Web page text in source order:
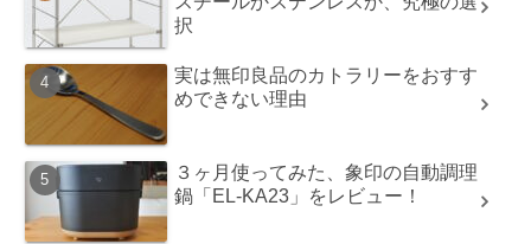
択
実は無印良品のカトラリーをおすす
めできない理由
３ヶ月使ってみた、象印の自動調理
鍋「EL-KA23」をレビュー！